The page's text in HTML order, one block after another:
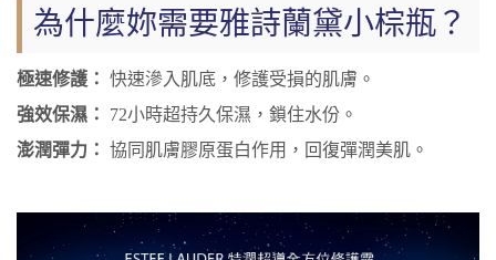
為什麼妳需要雅詩蘭黛小棕瓶？
極速修護： 快速滲入肌底，修護受損的肌膚。
強效保濕：
72小時超持久保濕，鎖住水份。
澎潤彈力： 協同肌膚膠原蛋白作用，回復彈潤美肌。